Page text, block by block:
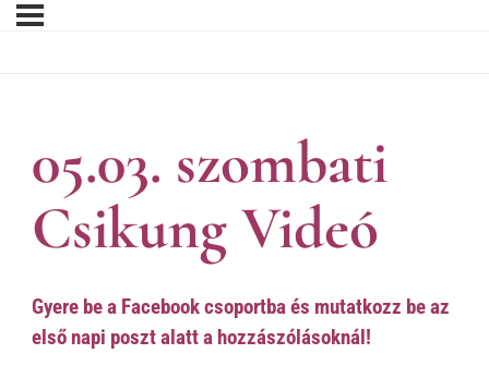
05.03. szombati
Csikung Videó
Gyere be a Facebook csoportba és mutatkozz be az
első napi poszt alatt a hozzászólásoknál!